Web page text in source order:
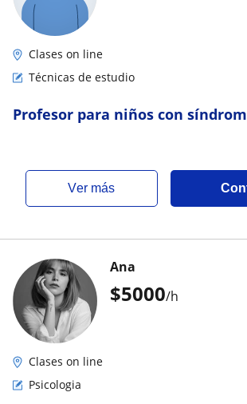
Clases on line
Técnicas de estudio
Profesor para niños con
ver más
$5000/h
Ana
Clases on line
Psicologia